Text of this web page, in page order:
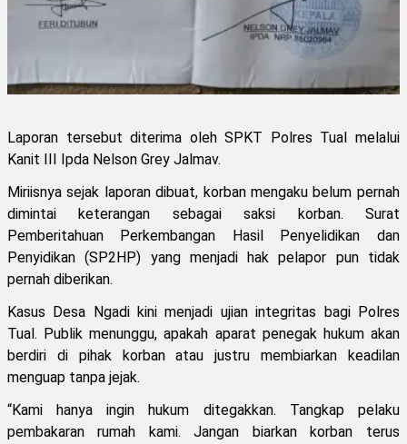
Laporan tersebut diterima oleh SPKT Polres Tual melalui
Kanit III Ipda Nelson Grey Jalmav.
Miriisnya sejak laporan dibuat, korban mengaku belum pernah
dimintai keterangan sebagai saksi korban. Surat
Pemberitahuan Perkembangan Hasil Penyelidikan dan
Penyidikan (SP2HP) yang menjadi hak pelapor pun tidak
pernah diberikan.
Kasus Desa Ngadi kini menjadi ujian integritas bagi Polres
Tual. Publik menunggu, apakah aparat penegak hukum akan
berdiri di pihak korban atau justru membiarkan keadilan
menguap tanpa jejak.
“Kami hanya ingin hukum ditegakkan. Tangkap pelaku
pembakaran rumah kami. Jangan biarkan korban terus